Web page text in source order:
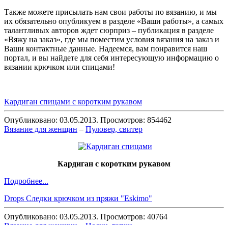
Также можете присылать нам свои работы по вязанию, и мы
их обязательно опубликуем в разделе «Ваши работы», а самых
талантливых авторов ждет сюрприз – публикация в разделе
«Вяжу на заказ», где мы поместим условия вязания на заказ и
Ваши контактные данные. Надеемся, вам понравится наш
портал, и вы найдете для себя интересующую информацию о
вязании крючком или спицами!
Кардиган спицами с коротким рукавом
Опубликовано: 03.05.2013. Просмотров: 854462
Вязание для женщин – Пуловер, свитер
Кардиган с коротким рукавом
Подробнее...
Drops Следки крючком из пряжи "Eskimo"
Опубликовано: 03.05.2013. Просмотров: 40764